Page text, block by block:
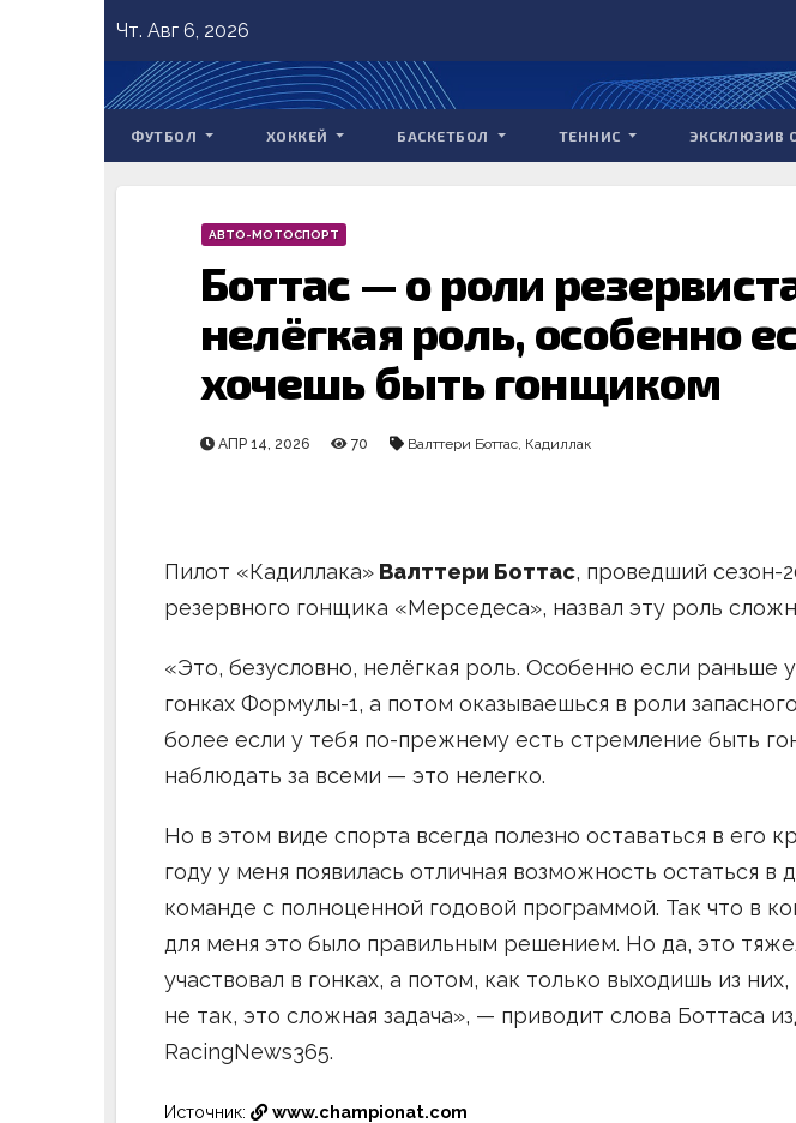
content
Чт. Авг 6, 2026
ФУТБОЛ ХОККЕЙ БАСКЕТБОЛ ТЕННИС ЭКСКЛЮЗИВ
АВТО-МОТОСПОРТ
Боттас — о роли
нелёгкая роль, особенно
хочешь быть гонщиком
АПР 14, 2026 70 Валттери Боттас, Кадиллак
Пилот «Кадиллака» Валттери Боттас, проведший сезон-
резервного гонщика «Мерседеса», назвал эту роль
«Это, безусловно, нелёгкая роль. Особенно если раньше
гонках Формулы-1, а потом оказываешься в роли
более если у тебя по-прежнему есть стремление быть
наблюдать за всеми — это нелегко.
Но в этом виде спорта всегда полезно оставаться в его
году у меня появилась отличная возможность остаться в
команде с полноценной годовой программой. Так что в
для меня это было правильным решением. Но да, это
участвовал в гонках, а потом, как только выходишь из них,
не так, это сложная задача», — приводит слова Боттаса
RacingNews365.
Источник: www.championat.com